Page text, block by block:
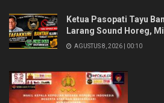
Ketua Pasopati Tayu
Larang Sound Horeg,
AGUSTUS 8, 2026 | 00:10